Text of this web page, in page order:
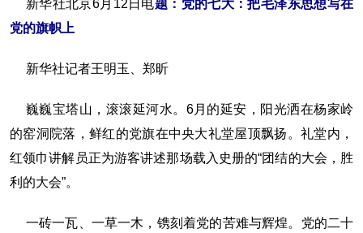
新华社北京6月12日电题：党的七大：把毛泽东思想写在
党的旗帜上
新华社记者王明玉、郑昕
巍巍宝塔山，滚滚延河水。6月的延安，阳光洒在杨家岭
的窑洞院落，鲜红的党旗在中央大礼堂屋顶飘扬。礼堂内，
红领巾讲解员正为游客讲述那场载入史册的“团结的大会，胜
利的大会”。
一砖一瓦、一草一木，镌刻着党的苦难与辉煌。党的二十